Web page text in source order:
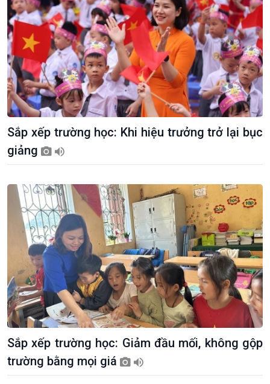
Giới thiệu
Thời sự 6h
Thời sự 18h
Thời sự 21h30
Bản tin
Chuyên mục
Theo dòng Thời sự
Sắp xếp trường học: Khi hiệu trưởng trở lại bục
giảng
Sắp xếp trường học: Giảm đầu mối, không gộp
trường bằng mọi giá